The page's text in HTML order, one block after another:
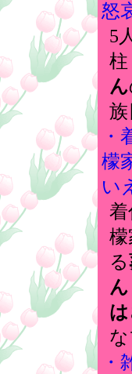
怒
5
柱
ん
族
・
檬
い
着
る
は
な
・